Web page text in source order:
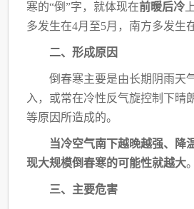
寒的“倒”字，就体现在前暖后冷
多发生在4月至5月， 南方多发生
二、形成原因
倒春寒主要是由长期阴雨天
入，或常在冷性反气旋控制下晴
等原因所造成的。
当冷空气南下越晚越强、降
现大规模倒春寒的可能性就越大。
三、主要危害